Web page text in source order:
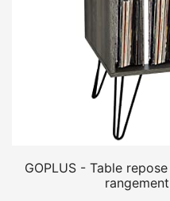
GOPLUS - Table